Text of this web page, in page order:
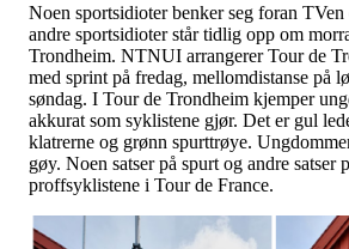
Noen sportsidioter benker seg foran
andre sportsidioter står tidlig opp om
Trondheim. NTNUI arrangerer Tour de
med sprint på fredag, mellomdistanse på
søndag. I Tour de Trondheim kjemper
akkurat som syklistene gjør. Det er gul
klatrerne og grønn spurttrøye.
gøy. Noen satser på spurt og andre satser
proffsyklistene i Tour de France.